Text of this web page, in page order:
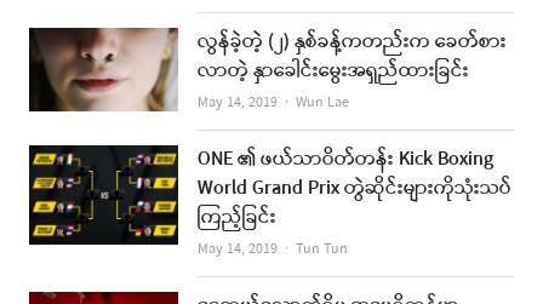
လွန်ခဲ့တဲ့ (၂) နှစ်ခန့်ကတည်းက ခေတ်စား
လာတဲ့ နှာခေါင်းမွေးအရှည်ထားခြင်း
May 14, 2019 Author
Wun Lae
ONE ၏ ဖယ်သာဝိတ်တန်း Kick Boxing
World Grand Prix တွဲဆိုင်းများကိုသုံးသပ်
ကြည့်ခြင်း
May 14, 2019 Author
Tun Tun